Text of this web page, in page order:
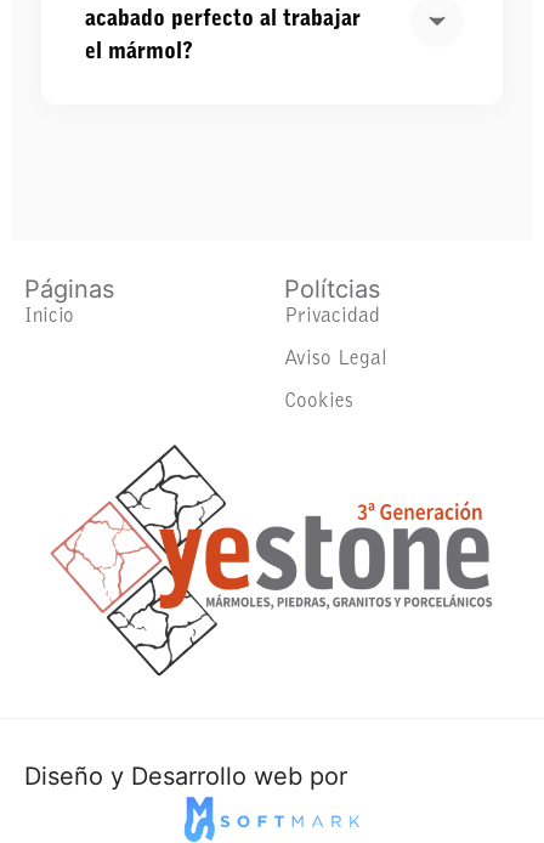
acabado perfecto al trabajar
el mármol?
Páginas
Inicio
Polítcias
Privacidad
Aviso Legal
Cookies
Diseño y Desarrollo web por